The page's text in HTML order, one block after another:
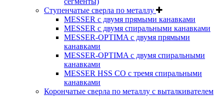
Ступенчатые сверла по металлу
MESSER с двумя прямыми канавками
MESSER с двумя спиральными канавками
MESSER-OPTIMA с двумя прямыми
канавками
MESSER-OPTIMA с двумя спиральными
канавками
MESSER HSS CО с тремя спиральными
канавками
Корончатые сверла по металлу c выталкивателем